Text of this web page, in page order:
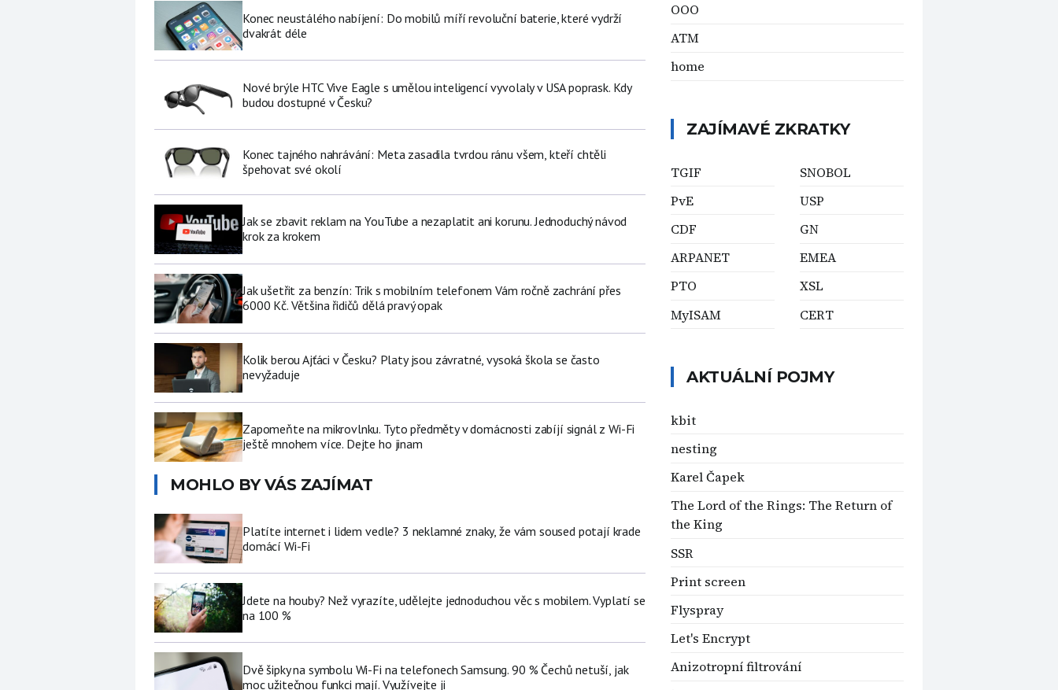
Konec neustálého nabíjení: Do mobilů míří revoluční baterie, které vydrží
dvakrát déle
Nové brýle HTC Vive Eagle s umělou inteligencí vyvolaly v USA poprask. Kdy
budou dostupné v Česku?
Konec tajného nahrávání: Meta zasadila tvrdou ránu všem, kteří chtěli
špehovat své okolí
Jak se zbavit reklam na YouTube a nezaplatit ani korunu. Jednoduchý návod
krok za krokem
Jak ušetřit za benzín: Trik s mobilním telefonem Vám ročně zachrání přes
6000 Kč. Většina řidičů dělá pravý opak
Kolik berou Ajťáci v Česku? Platy jsou závratné, vysoká škola se často
nevyžaduje
Zapomeňte na mikrovlnku. Tyto předměty v domácnosti zabíjí signál z Wi-Fi
ještě mnohem více. Dejte ho jinam
MOHLO BY VÁS ZAJÍMAT
Platíte internet i lidem vedle? 3 neklamné znaky, že vám soused potají krade
domácí Wi-Fi
Jdete na houby? Než vyrazíte, udělejte jednoduchou věc s mobilem. Vyplatí se
na 100 %
Dvě šipky na symbolu Wi-Fi na telefonech Samsung. 90 % Čechů netuší, jak
moc užitečnou funkci mají. Využívejte ji
OOO
ATM
home
ZAJÍMAVÉ ZKRATKY
TGIF
PvE
CDF
ARPANET
PTO
MyISAM
SNOBOL
USP
GN
EMEA
XSL
CERT
AKTUÁLNÍ POJMY
kbit
nesting
Karel Čapek
The Lord of the Rings: The Return of
the King
SSR
Print screen
Flyspray
Let's Encrypt
Anizotropní filtrování